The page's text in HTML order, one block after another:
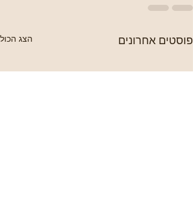
פוסטים אחרונים הצג הכול